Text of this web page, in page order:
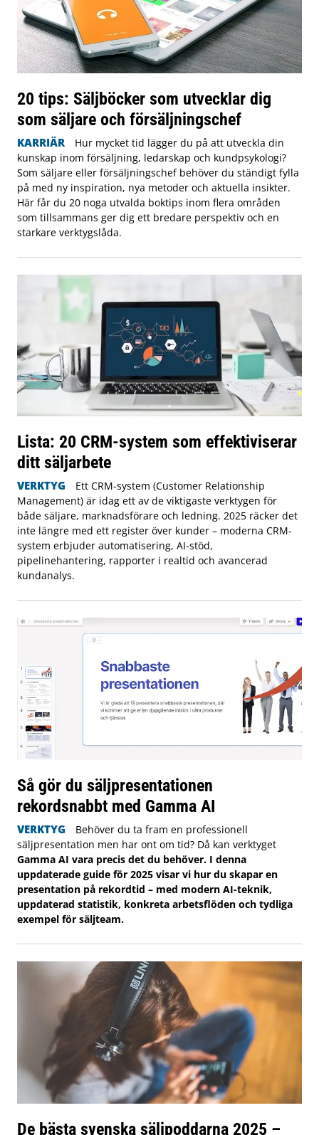
20 tips: Säljböcker som utvecklar dig
som säljare och försäljningschef
KARRIÄR
Hur mycket tid lägger du på att utveckla din
kunskap inom försäljning, ledarskap och kundpsykologi?
Som säljare eller försäljningschef behöver du ständigt fylla
på med ny inspiration, nya metoder och aktuella insikter.
Här får du 20 noga utvalda boktips inom flera områden
som tillsammans ger dig ett bredare perspektiv och en
starkare verktygslåda.
Lista: 20 CRM-system som effektiviserar
ditt säljarbete
VERKTYG
Ett CRM-system (Customer Relationship
Management) är idag ett av de viktigaste verktygen för
både säljare, marknadsförare och ledning. 2025 räcker det
inte längre med ett register över kunder – moderna CRM-
system erbjuder automatisering, AI-stöd,
pipelinehantering, rapporter i realtid och avancerad
kundanalys.
Så gör du säljpresentationen
rekordsnabbt med Gamma AI
VERKTYG
Behöver du ta fram en professionell
säljpresentation men har ont om tid? Då kan verktyget
Gamma AI vara precis det du behöver. I denna
uppdaterade guide för 2025 visar vi hur du skapar en
presentation på rekordtid – med modern AI-teknik,
uppdaterad statistik, konkreta arbetsflöden och tydliga
exempel för säljteam.
De bästa svenska säljpoddarna 2025 –